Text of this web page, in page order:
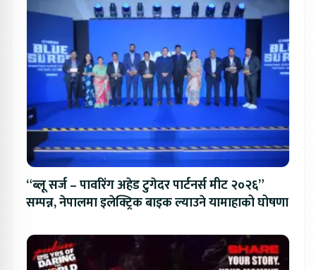
“ब्लू सर्ज – पावरिंग अहेड टुगेदर पार्टनर्स मीट २०२६”
सम्पन्न, नेपालमा इलेक्ट्रिक बाइक ल्याउने यामाहाको घोषणा